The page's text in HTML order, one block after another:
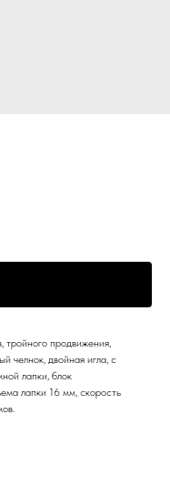
тройного продвижения,
челнок, двойная игла, с
лапки, блок
лапки 16 мм, скорость